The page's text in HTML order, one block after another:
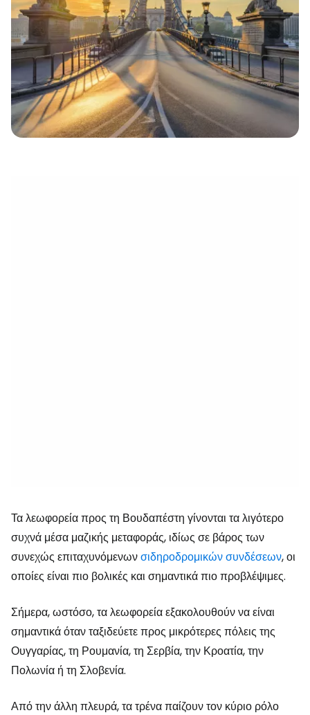
Τα λεωφορεία προς τη Βουδαπέστη γίνονται τα λιγότερο
συχνά μέσα μαζικής μεταφοράς, ιδίως σε βάρος των
συνεχώς επιταχυνόμενωνσιδηροδρομικών συνδέσεων, οι
οποίες είναι πιο βολικές και σημαντικά πιο προβλέψιμες.
Σήμερα, ωστόσο, τα λεωφορεία εξακολουθούν να είναι
σημαντικά όταν ταξιδεύετε προς μικρότερες πόλεις της
Ουγγαρίας, τη Ρουμανία, τη Σερβία, την Κροατία, την
Πολωνία ή τη Σλοβενία.
Από την άλλη πλευρά, τα τρένα παίζουν τον κύριο ρόλο